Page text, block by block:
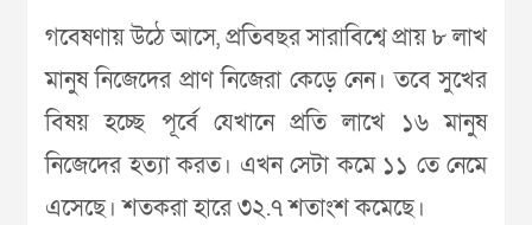
গবেষণায় উঠে আসে, প্রতিবছর সারাবিশ্বে প্রায় ৮ লাখ
মানুষ নিজেদের প্রাণ নিজেরা কেড়ে নেন। তবে সুখের
বিষয় হচ্ছে পূর্বে যেখানে প্রতি লাখে ১৬ মানুষ
নিজেদের হত্যা করত। এখন সেটা কমে ১১ তে নেমে
এসেছে। শতকরা হারে ৩২.৭ শতাংশ কমেছে।